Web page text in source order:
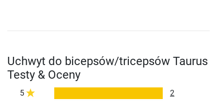
Uchwyt do bicepsów/tricepsów Taurus
Testy & Oceny
5
2